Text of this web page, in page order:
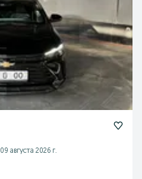
09 августа 2026 г.